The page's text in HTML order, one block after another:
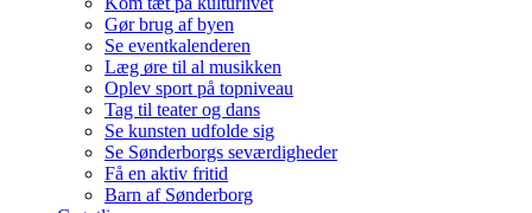
Gør brug af byen
Se eventkalenderen
Læg øre til al musikken
Oplev sport på topniveau
Tag til teater og dans
Se kunsten udfolde sig
Se Sønderborgs seværdigheder
Få en aktiv fritid
Barn af Sønderborg